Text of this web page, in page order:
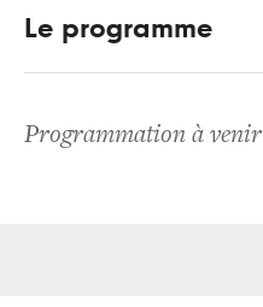
Le programme
Programmation à venir